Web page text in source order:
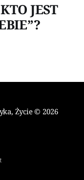
JEST
Życie© 2026